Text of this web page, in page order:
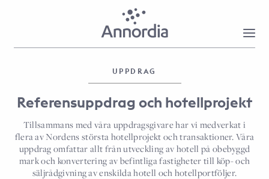
UPPDRAG
Referensuppdrag och hotellprojekt
Tillsammans med våra uppdragsgivare har vi medverkat i
flera av Nordens största hotellprojekt och transaktioner. Våra
uppdrag omfattar allt från utveckling av hotell på obebyggd
mark och konvertering av befintliga fastigheter till köp- och
säljrådgivning av enskilda hotell och hotellportföljer.